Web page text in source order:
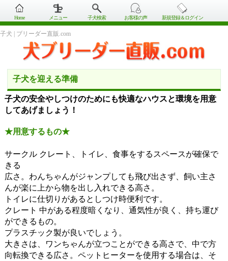
Home メニュー 子犬検索 お客様の声 新規登録＆ログイン
子犬 | ブリーダー直販.com
子犬を迎える準備
子犬の安全やしつけのためにも快適なハウスと環境を用意
してあげましょう！
★用意するもの★
サークル クレート、トイレ、食事をするスペースが確保で
きる
広さ。わんちゃんがジャンプしても飛び出さず、飼い主さ
んが楽に上から物を出し入れできる高さ。
トイレに仕切りがあるとしつけ時便利です。
クレート 中がある程度暗くなり、通気性が良く、持ち運び
ができるもの。
プラスチック製が良いでしょう。
大きさは、ワンちゃんが立つことができる高さで、中で方
向転換できる広さ。ペットヒーターを使用する場合は、そ